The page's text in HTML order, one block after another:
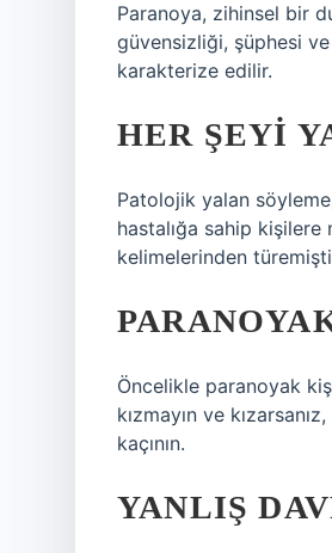
Paranoya, zihinsel bir
güvensizliği, şüphesi ve
karakterize edilir.
HER ŞEYI
Patolojik yalan
hastalığa sahip
kelimelerinden
Öncelikle paranoyak
kızmayın ve
kaçının.
YANLIŞ